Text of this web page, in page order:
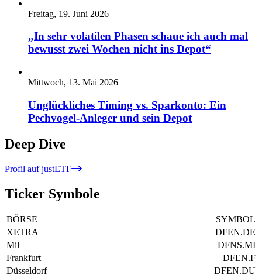
Freitag, 19. Juni 2026
„In sehr volatilen Phasen schaue ich auch mal
bewusst zwei Wochen nicht ins Depot“
Mittwoch, 13. Mai 2026
Unglückliches Timing vs. Sparkonto: Ein
Pechvogel-Anleger und sein Depot
Deep Dive
Profil auf justETF
Ticker Symbole
BÖRSE
SYMBOL
XETRA
DFEN.DE
Mil
DFNS.MI
Frankfurt
DFEN.F
Düsseldorf
DFEN.DU